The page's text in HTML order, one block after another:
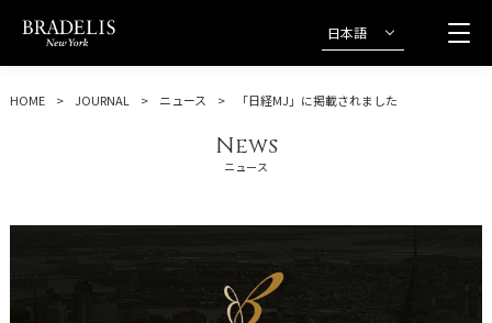
日本語
HOME JOURNAL ニュース 「日経MJ」に掲載されました
News
ニュース